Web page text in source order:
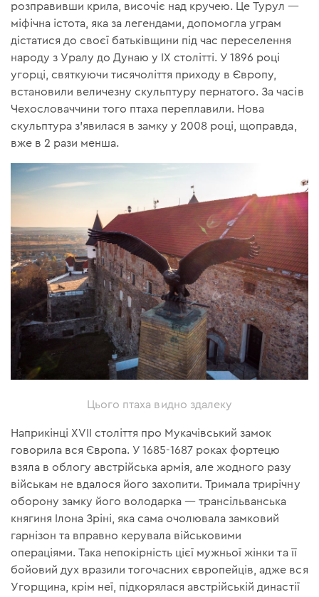
розправивши крила, височіє над кручею. Це Турул —
міфічна істота, яка за легендами, допомогла уграм
дістатися до своєї батьківщини під час переселення
народу з Уралу до Дунаю у IX столітті. У 1896 році
угорці, святкуючи тисячоліття приходу в Європу,
встановили величезну скульптуру пернатого. За часів
Чехословаччини того птаха переплавили. Нова
скульптура з'явилася в замку у 2008 році, щоправда,
вже в 2 рази менша.
Цього птаха видно здалеку
Наприкінці XVII століття про Мукачівський замок
говорила вся Європа. У 1685-1687 роках фортецю
взяла в облогу австрійська армія, але жодного разу
військам не вдалося його захопити. Тримала трирічну
оборону замку його володарка — трансільванська
княгиня Ілона Зріні, яка сама очолювала замковий
гарнізон та вправно керувала військовими
операціями. Така непокірність цієї мужньої жінки та її
бойовий дух вразили тогочасних європейців, адже вся
Угорщина, крім неї, підкорялася австрійській династії